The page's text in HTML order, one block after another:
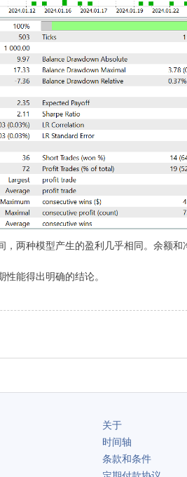
两种模型产生的盈利几乎相同。余额
能得出明确的结论。
关于
时间轴
条款和条件